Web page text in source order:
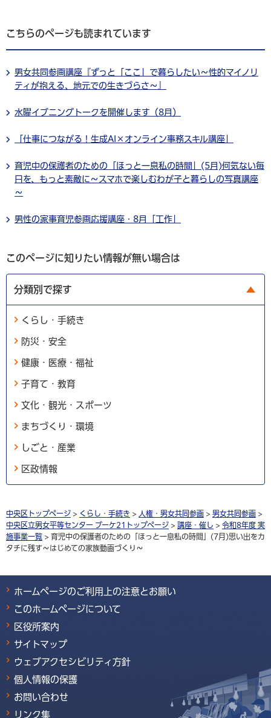
こちらのページも読まれています
男女共同参画講座『ずっと「ここ」で暮らしたい～性的マイノリ
ティが抱える、地元での生きづらさ～』
水曜イブニングトークを開催します（8月）
「仕事につながる！生成AI×オンライン事務スキル講座」
育児中の保護者のための「ほっと一息私の時間」(5月)何気ない毎
日を、もっと素敵に～スマホで楽しむわが子と暮らしの写真講座
～
男性の家事育児参画応援講座・8月「工作」
このページに知りたい情報が無い場合は
分類別で探す
くらし・手続き
防災・安全
健康・医療・福祉
子育て・教育
文化・観光・スポーツ
まちづくり・環境
しごと・産業
区政情報
中央区トップページ > くらし・手続き > 人権・男女共同参画 > 男女共同参画 >
中央区立男女平等センター ブーケ21トップページ > 講座・催し > 令和8年度 実
施事業一覧 > 育児中の保護者のための「ほっと一息私の時間」(7月)思い出をカ
タチに残す～はじめての家族動画づくり～
ホームページのご利用上の注意とお願い
このホームページについて
区役所案内
サイトマップ
ウェブアクセシビリティ方針
個人情報の保護
お問い合わせ
リンク集